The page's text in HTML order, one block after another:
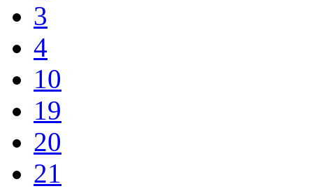
3
4
10
19
20
21